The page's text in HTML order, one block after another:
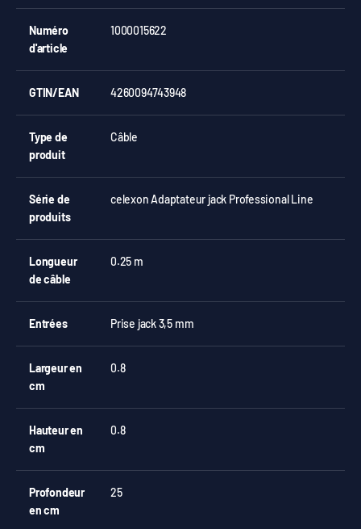
Numéro
d'article
1000015622
GTIN/EAN 4260094743948
Type de
produit
Câble
Série de
produits
celexon Adaptateur jack Professional Line
Longueur
de câble
0.25 m
Entrées Prise jack 3,5 mm
Largeur en
cm
0.8
Hauteur en
cm
0.8
Profondeur
en cm
25